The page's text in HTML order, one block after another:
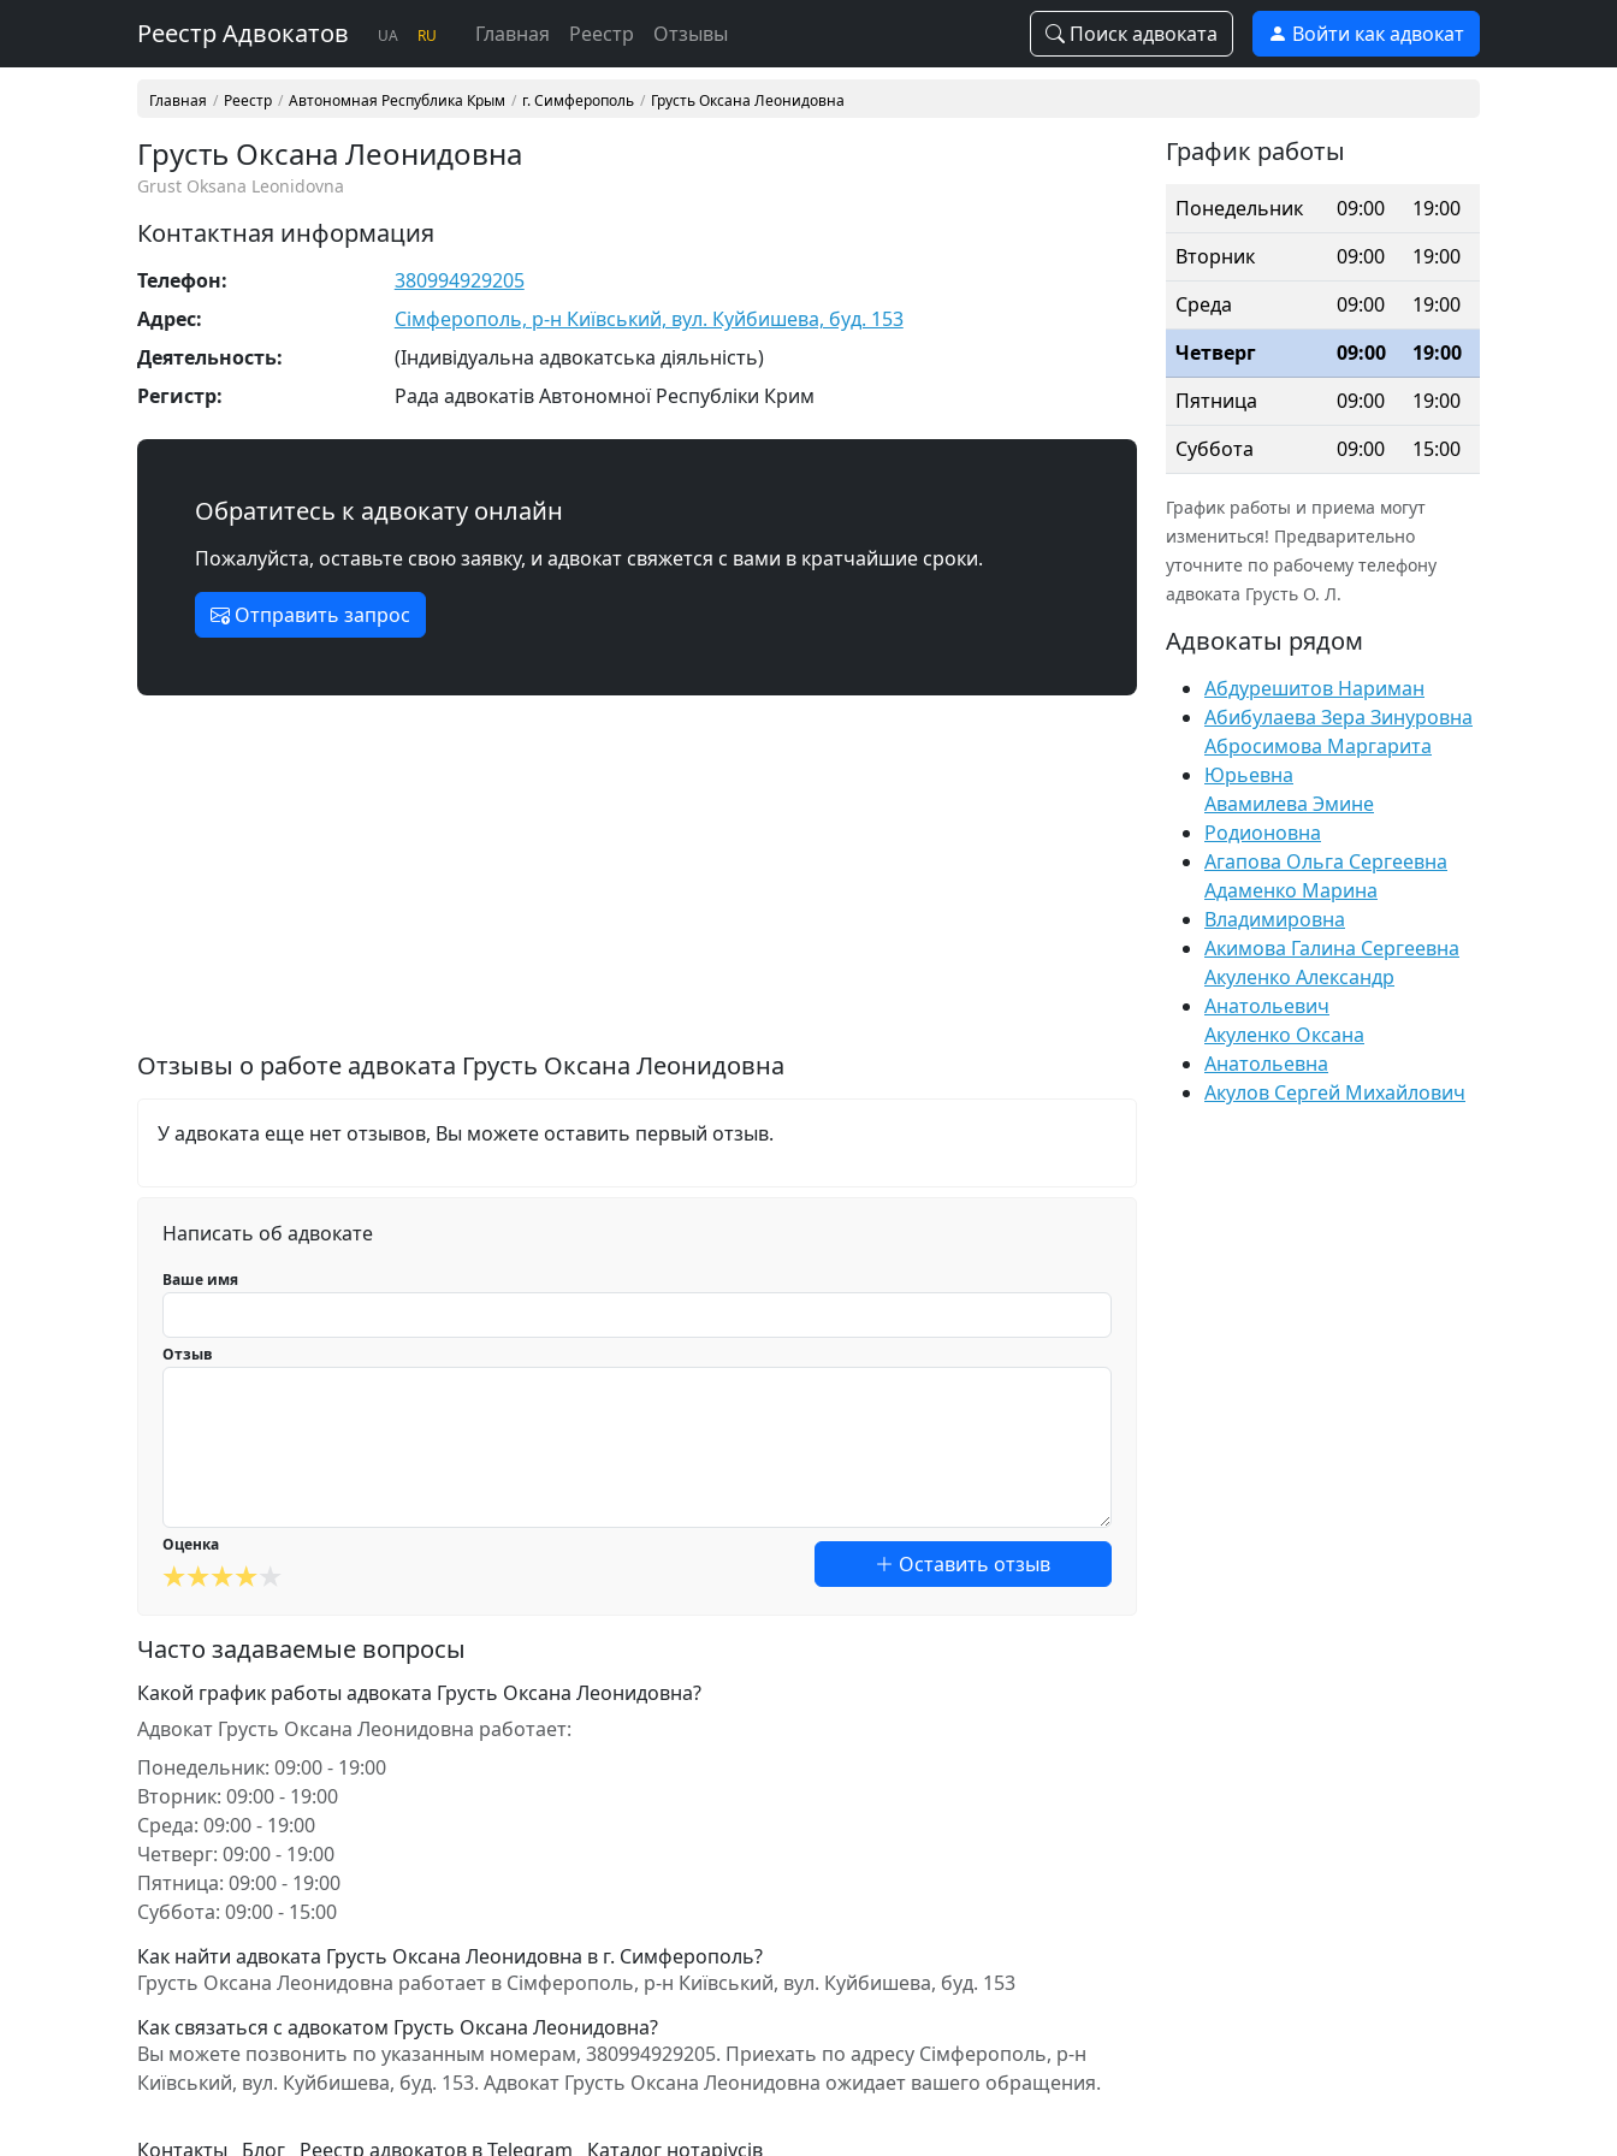
Реестр Адвокатов UA RU Главная Реестр Отзывы Поиск адвоката Войти как адвокат
Главная Реестр Автономная Республика Крым г. Симферополь Грусть Оксана Леонидовна
Грусть Оксана Леонидовна
Grust Oksana Leonidovna
Контактная информация
Телефон:
380994929205
Адрес:
Сімферополь, р-н Київський, вул. Куйбишева, буд. 153
Деятельность:
(Індивідуальна адвокатська діяльність)
Регистр:
Рада адвокатів Автономної Республіки Крим
Обратитесь к адвокату онлайн
Пожалуйста, оставьте свою заявку, и адвокат свяжется с вами в кратчайшие сроки.
Отправить запрос
Отзывы о работе адвоката Грусть Оксана Леонидовна
У адвоката еще нет отзывов, Вы можете оставить первый отзыв.
Написать об адвокате
Ваше имя
Отзыв
Оценка
Оставить отзыв
Часто задаваемые вопросы
Какой график работы адвоката Грусть Оксана Леонидовна?
Адвокат Грусть Оксана Леонидовна работает:
Понедельник: 09:00 - 19:00
Вторник: 09:00 - 19:00
Среда: 09:00 - 19:00
Четверг: 09:00 - 19:00
Пятница: 09:00 - 19:00
Суббота: 09:00 - 15:00
Как найти адвоката Грусть Оксана Леонидовна в г. Симферополь?
Грусть Оксана Леонидовна работает в Сімферополь, р-н Київський, вул. Куйбишева, буд. 153
Как связаться с адвокатом Грусть Оксана Леонидовна?
Вы можете позвонить по указанным номерам, 380994929205. Приехать по адресу Сімферополь, р-н
Київський, вул. Куйбишева, буд. 153. Адвокат Грусть Оксана Леонидовна ожидает вашего обращения.
График работы
Понедельник 09:00
19:00
Вторник
09:00
19:00
Среда
09:00
19:00
Четверг
09:00
19:00
Пятница
09:00
19:00
Суббота
09:00 15:00
График работы и приема могут
измениться! Предварительно
уточните по рабочему телефону
адвоката Грусть О. Л.
Адвокаты рядом
Абдурешитов Нариман
Абибулаева Зера Зинуровна
Абросимова Маргарита
Юрьевна
Авамилева Эмине
Родионовна
Агапова Ольга Сергеевна
Адаменко Марина
Владимировна
Акимова Галина Сергеевна
Акуленко Александр
Анатольевич
Акуленко Оксана
Анатольевна
Акулов Сергей Михайлович
Контакты Блог Реестр адвокатов в Telegram Каталог нотаріусів